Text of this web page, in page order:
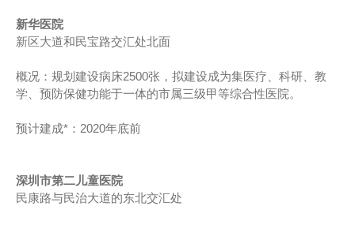
新华医院
新区大道和民宝路交汇处北面
概况：规划建设病床2500张，拟建设成为集医疗、科研、教
学、预防保健功能于一体的市属三级甲等综合性医院。
预计建成*：2020年底前
深圳市第二儿童医院
民康路与民治大道的东北交汇处